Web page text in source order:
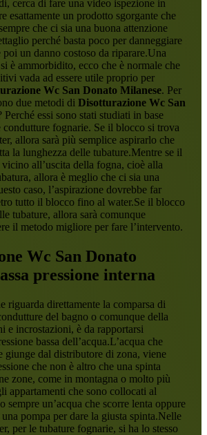
cerca di fare una video ispezione in
esattamente un prodotto sgorgante che
che ci sia una buona attenzione
perché basta poco per danneggiare
poi un danno costoso da riparare.Una
è ammorbidito, ecco che è normale che
vada ad essere utile proprio per
Wc San Donato Milanese. Per
due metodi di Disotturazione Wc San
Perché essi sono stati studiati in base
condutture fognarie. Se il blocco si trova
allora sarà più semplice aspirarlo che
la lunghezza delle tubature.Mentre se il
all’uscita della fogna, cioè alla
allora è meglio che ci sia una
caso, l’aspirazione dovrebbe far
tutto il blocco fino al water.Se il blocco
tubature, allora sarà comunque
il metodo migliore per fare l’intervento.
Wc San Donato
pressione interna
riguarda direttamente la comparsa di
del bagno o comunque della
e incrostazioni, è da rapportarsi
bassa dell’acqua.L’acqua che
giunge dal distributore di zona, viene
che non è altro che una spinta
zone, come in montagna o molto più
appartamenti che sono collocati al
sempre un’acqua che scorre lenta oppure
pompa per dare la giusta spinta.Nelle
per le tubature fognarie, si ha lo stesso